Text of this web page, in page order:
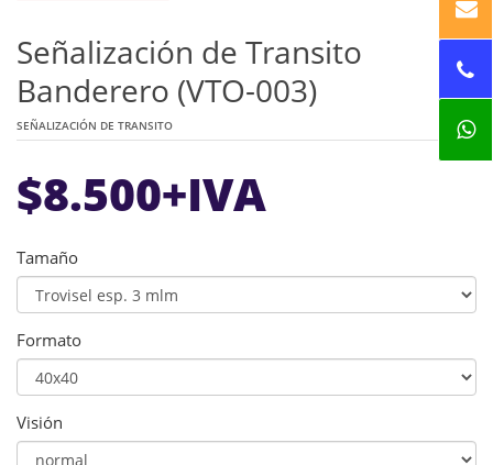
Señalización de Transito
Banderero (VTO-003)
SEÑALIZACIÓN DE TRANSITO
$8.500+IVA
Tamaño
Formato
Visión